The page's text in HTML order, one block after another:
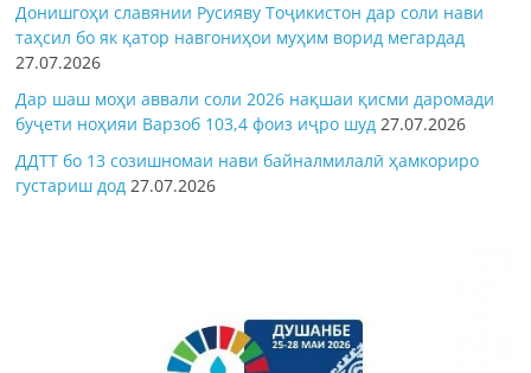
Донишгоҳи славянии Русияву Тоҷикистон дар соли нави
таҳсил бо як қатор навгониҳои муҳим ворид мегардад
27.07.2026
Дар шаш моҳи аввали соли 2026 нақшаи қисми даромади
буҷети ноҳияи Варзоб 103,4 фоиз иҷро шуд 27.07.2026
ДДТТ бо 13 созишномаи нави байналмилалӣ ҳамкориро
густариш дод 27.07.2026